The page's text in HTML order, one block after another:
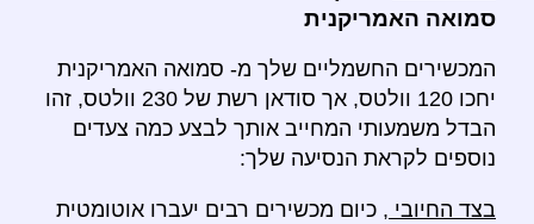
סמואה האמריקנית
המכשירים החשמליים שלך מ- סמואה האמריקנית
יחכו 120 וולטס, אך סודאן רשת של 230 וולטס, זהו
הבדל משמעותי המחייב אותך לבצע כמה צעדים
נוספים לקראת הנסיעה שלך:
בצד החיובי , כיום מכשירים רבים יעברו אוטומטית